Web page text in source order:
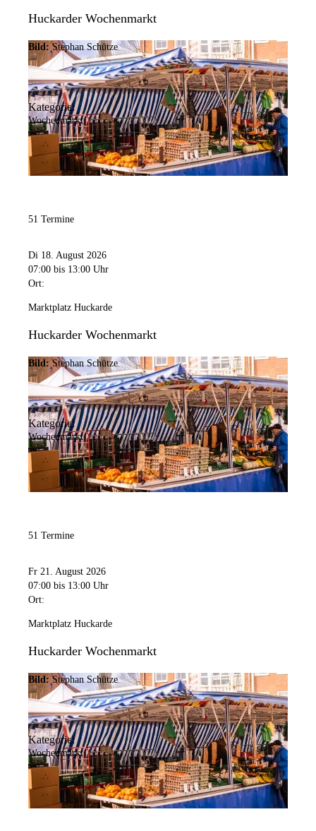
Huckarder Wochenmarkt
Bild: Stephan Schütze
Kategorie:
Wochenmarkt
51 Termine
Di 18. August 2026
07:00 bis 13:00 Uhr
Ort:
Marktplatz Huckarde
Huckarder Wochenmarkt
Bild: Stephan Schütze
Kategorie:
Wochenmarkt
51 Termine
Fr 21. August 2026
07:00 bis 13:00 Uhr
Ort:
Marktplatz Huckarde
Huckarder Wochenmarkt
Bild: Stephan Schütze
Kategorie:
Wochenmarkt